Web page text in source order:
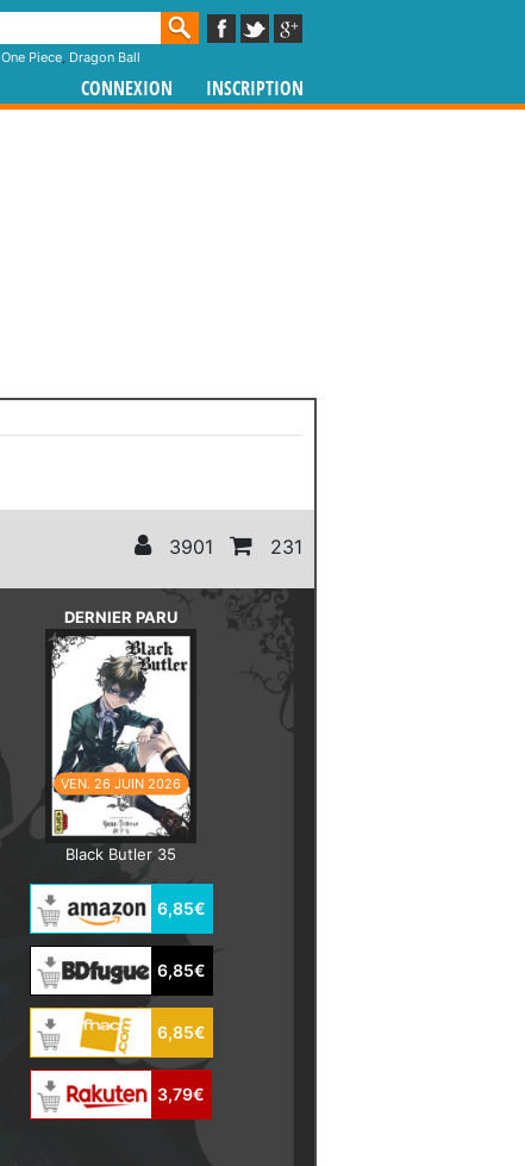
One Piece, Dragon Ball
CONNEXION INSCRIPTION
3901 231
DERNIER PARU
VEN. 26 JUIN 2026
Black Butler 35
6,85€
6,85€
6,85€
3,79€